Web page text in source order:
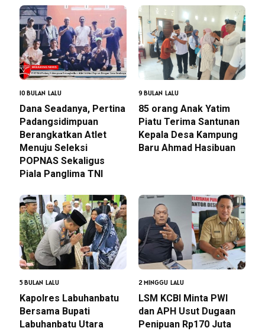
10 BULAN LALU
Dana Seadanya, Pertina
Padangsidimpuan
Berangkatkan Atlet
Menuju Seleksi
POPNAS Sekaligus
Piala Panglima TNI
9 BULAN LALU
85 orang Anak Yatim
Piatu Terima Santunan
Kepala Desa Kampung
Baru Ahmad Hasibuan
5 BULAN LALU
Kapolres Labuhanbatu
Bersama Bupati
Labuhanbatu Utara
2 MINGGU LALU
LSM KCBI Minta PWI
dan APH Usut Dugaan
Penipuan Rp170 Juta